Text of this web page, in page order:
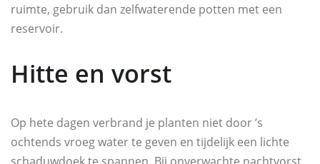
ruimte, gebruik dan zelfwaterende potten met een
reservoir.
Hitte en vorst
Op hete dagen verbrand je planten niet door ’s
ochtends vroeg water te geven en tijdelijk een lichte